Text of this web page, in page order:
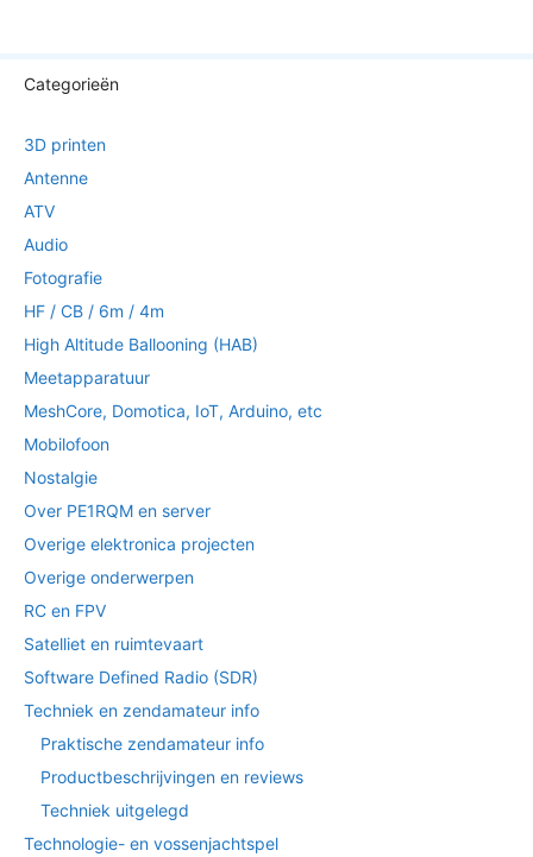
Categorieën
3D printen
Antenne
ATV
Audio
Fotografie
HF / CB / 6m / 4m
High Altitude Ballooning (HAB)
Meetapparatuur
MeshCore, Domotica, IoT, Arduino, etc
Mobilofoon
Nostalgie
Over PE1RQM en server
Overige elektronica projecten
Overige onderwerpen
RC en FPV
Satelliet en ruimtevaart
Software Defined Radio (SDR)
Techniek en zendamateur info
Praktische zendamateur info
Productbeschrijvingen en reviews
Techniek uitgelegd
Technologie- en vossenjachtspel